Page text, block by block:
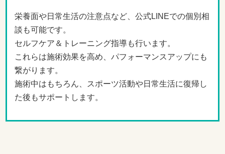
栄養面や日常生活の注意点など、公式LINEでの個別相
談も可能です。
セルフケア＆トレーニング指導も行います。
これらは施術効果を高め、パフォーマンスアップにも
繋がります。
施術中はもちろん、スポーツ活動や日常生活に復帰し
た後もサポートします。